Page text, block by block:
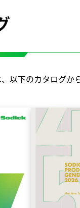
以下のカタログか